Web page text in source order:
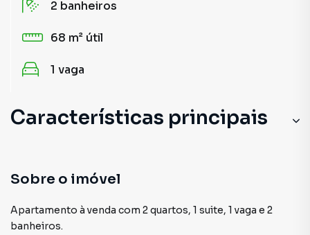
2 banheiros
68 m² útil
1 vaga
Características principais
Sobre o imóvel
Apartamento à venda com 2 quartos, 1 suite, 1 vaga e 2
banheiros.